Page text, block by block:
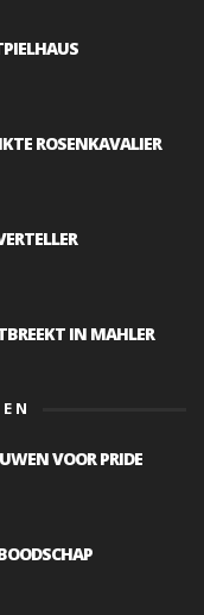
ROSENKAVALIER
IN MAHLER
VOOR PRIDE